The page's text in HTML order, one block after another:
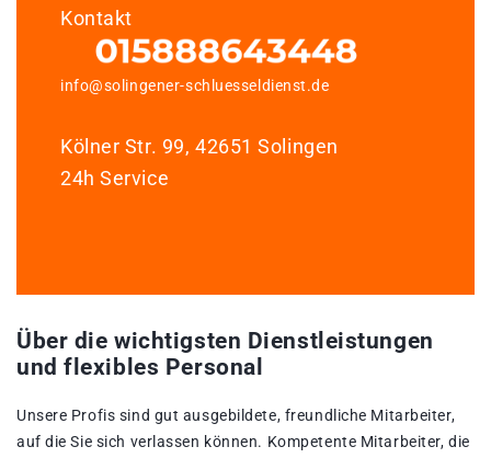
Kontakt
info@solingener-schluesseldienst.de
Kölner Str. 99, 42651 Solingen
24h Service
Über die wichtigsten Dienstleistungen
und flexibles Personal
Unsere Profis sind gut ausgebildete, freundliche Mitarbeiter,
auf die Sie sich verlassen können. Kompetente Mitarbeiter, die